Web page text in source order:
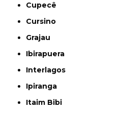
Cupecê
Cursino
Grajau
Ibirapuera
Interlagos
Ipiranga
Itaim Bibi